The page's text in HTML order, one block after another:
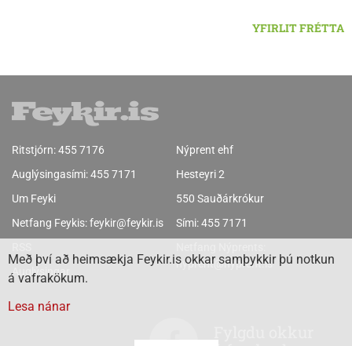
YFIRLIT FRÉTTA
Ritstjórn:455 7176
Auglýsingasími:455 7171
Um Feyki
Netfang Feykis:feykir@feykir.is
Auglýsingar
Nýprent ehf
Hesteyri 2
550 Sauðárkrókur
Sími:455 7171
nyprent@nyprent.is
Með því að heimsækja Feykir.is okkar samþykkir þú notkun
á vafrakökum.
Lesa nánar